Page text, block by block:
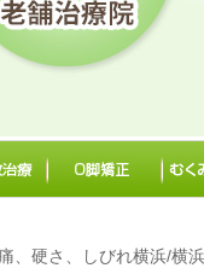
、硬さ、しびれ横浜/横浜